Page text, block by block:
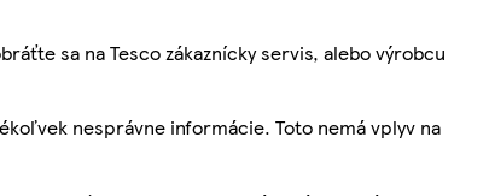
sa na Tesco zákaznícky servis, alebo výrobcu
nesprávne informácie. Toto nemá vplyv na